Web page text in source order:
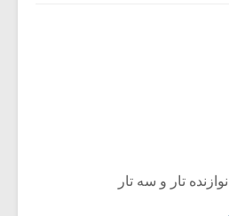
تار و سه تار